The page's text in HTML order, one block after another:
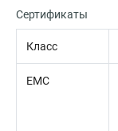
Сертификаты
Класс
EMC